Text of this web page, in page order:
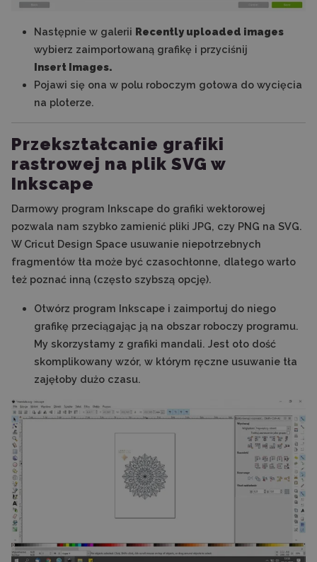
Następnie w galerii Recently uploaded images
wybierz zaimportowaną grafikę i przyciśnij
Insert Images.
Pojawi się ona w polu roboczym gotowa do wycięcia
na ploterze.
Przekształcanie grafiki
rastrowej na plik SVG w
Inkscape
Darmowy program Inkscape do grafiki wektorowej
pozwala nam szybko zamienić pliki JPG, czy PNG na SVG.
W Cricut Design Space usuwanie niepotrzebnych
fragmentów tła może być czasochłonne, dlatego warto
też poznać inną (często szybszą opcję).
Otwórz program Inkscape i zaimportuj do niego
grafikę przeciągając ją na obszar roboczy programu.
My skorzystamy z grafiki mandali. Jest oto dość
skomplikowany wzór, w którym ręczne usuwanie tła
zajęłoby dużo czasu.